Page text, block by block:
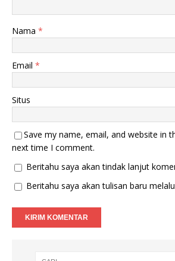
Nama *
Email *
Situs
Save my name, email, and website in
next time I comment.
Beritahu saya akan tindak lanjut
Beritahu saya akan tulisan baru